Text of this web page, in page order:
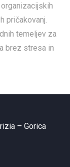
pričakovanj.
temeljev za
brez stresa in
– Gorica